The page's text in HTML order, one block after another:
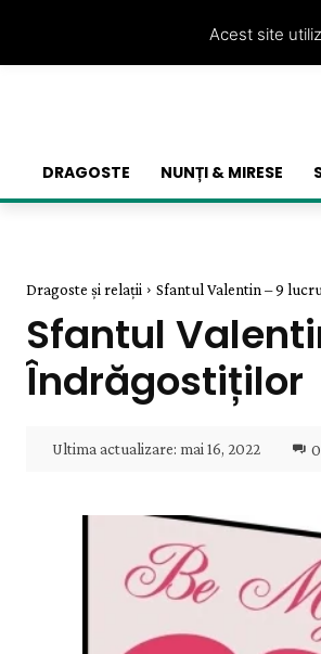
DRAGOSTE NUNȚI & MIRESE
Dragoste și relații Sfantul Valentin – 9
Sfantul
Îndrăgostiților
Ultima actualizare: mai 16, 2022 0
Acest site